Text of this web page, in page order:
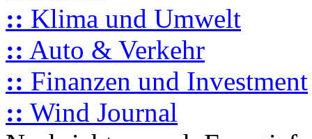
:: Klima und Umwelt
:: Auto & Verkehr
:: Finanzen und Investment
:: Wind Journal